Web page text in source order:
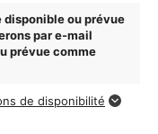
ou prévue
par e-mail
prévue comme
de disponibilité